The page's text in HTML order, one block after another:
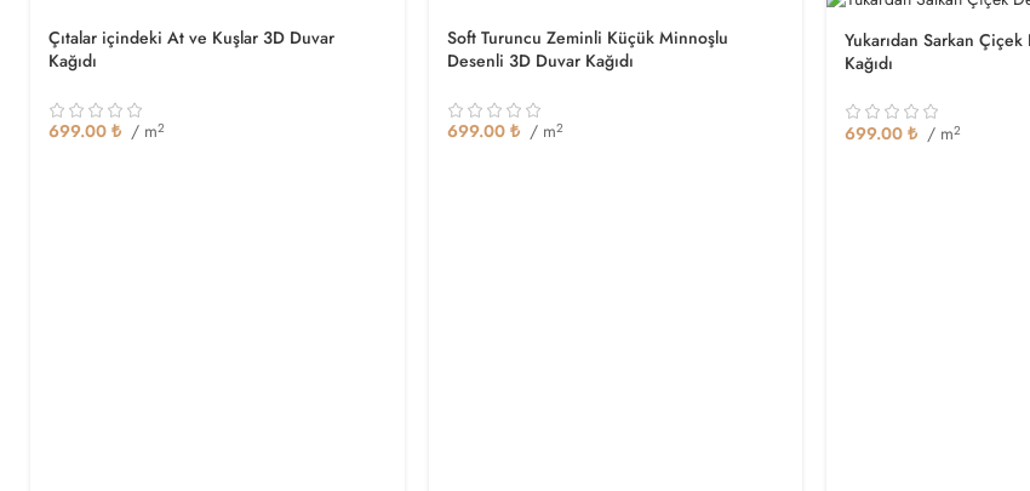
Çıtalar içindeki At ve Kuşlar 3D Duvar
Kağıdı
699.00 ₺ / m2
Soft Turuncu Zeminli Küçük Minnoşlu
Desenli 3D Duvar Kağıdı
699.00 ₺ / m2
Yukarıdan Sarkan
Kağıdı
699.00 ₺ / m2